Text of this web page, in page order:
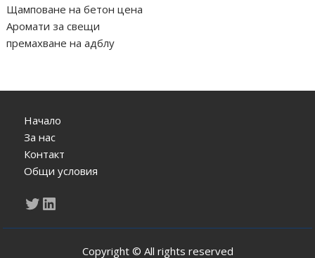
Щамповане на бетон цена
Аромати за свещи
премахване на адблу
Начало
За нас
Контакт
Общи условия
Twitter
LinkedIn
Copyright © All rights reserved